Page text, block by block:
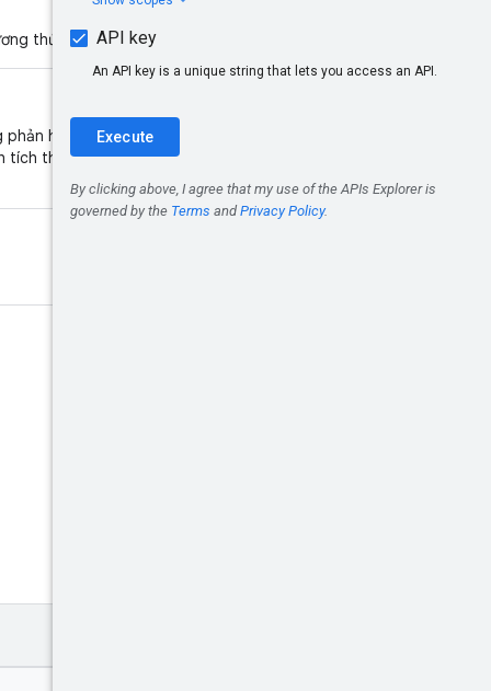
thức này trả về.
hồi, dùng để phân trang.
tích thực tế được trả về có